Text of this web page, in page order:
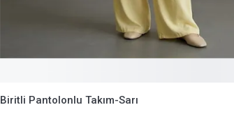
Biritli Pantolonlu Takım-Sarı